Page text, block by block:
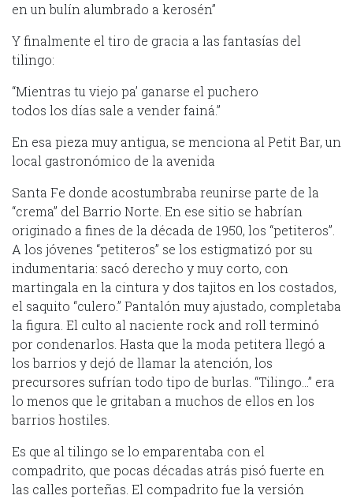
en un bulín alumbrado a kerosén”
Y finalmente el tiro de gracia a las fantasías del
tilingo:
“Mientras tu viejo pa’ ganarse el puchero
todos los días sale a vender fainá.”
En esa pieza muy antigua, se menciona al Petit Bar, un
local gastronómico de la avenida
Santa Fe donde acostumbraba reunirse parte de la
“crema” del Barrio Norte. En ese sitio se habrían
originado a fines de la década de 1950, los “petiteros”.
A los jóvenes “petiteros” se los estigmatizó por su
indumentaria: sacó derecho y muy corto, con
martingala en la cintura y dos tajitos en los costados,
el saquito “culero.” Pantalón muy ajustado, completaba
la figura. El culto al naciente rock and roll terminó
por condenarlos. Hasta que la moda petitera llegó a
los barrios y dejó de llamar la atención, los
precursores sufrían todo tipo de burlas. “Tilingo…” era
lo menos que le gritaban a muchos de ellos en los
barrios hostiles.
Es que al tilingo se lo emparentaba con el
compadrito, que pocas décadas atrás pisó fuerte en
las calles porteñas. El compadrito fue la versión